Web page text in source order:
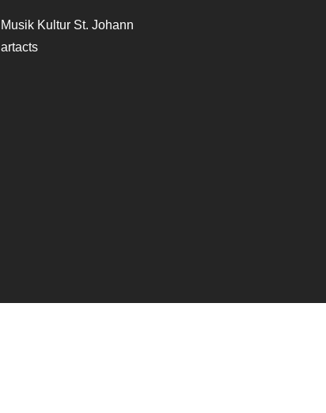
Musik Kultur St. Johann
artacts